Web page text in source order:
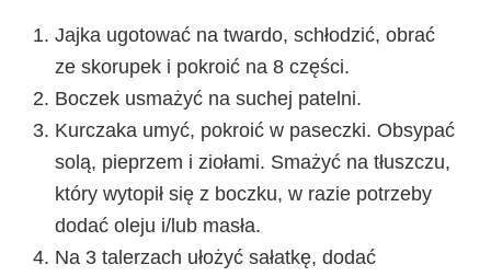
Jajka ugotować na twardo, schłodzić, obrać
ze skorupek i pokroić na 8 części.
Boczek usmażyć na suchej patelni.
Kurczaka umyć, pokroić w paseczki. Obsypać
solą, pieprzem i ziołami. Smażyć na tłuszczu,
który wytopił się z boczku, w razie potrzeby
dodać oleju i/lub masła.
Na 3 talerzach ułożyć sałatkę, dodać